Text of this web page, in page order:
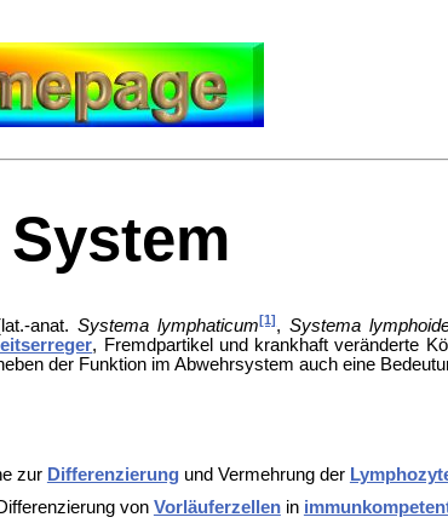
anat.Systema lymphaticum[1],Systema
, Fremdpartikel und krankhaft veränderte
der Funktion im Abwehrsystem auch eine
zur Differenzierungund Vermehrung der
von Vorläuferzellenin